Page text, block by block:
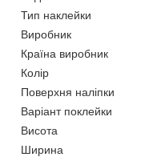
Тип наклейки
Виробник
Країна виробник
Колір
Поверхня наліпки
Варіант поклейки
Висота
Ширина